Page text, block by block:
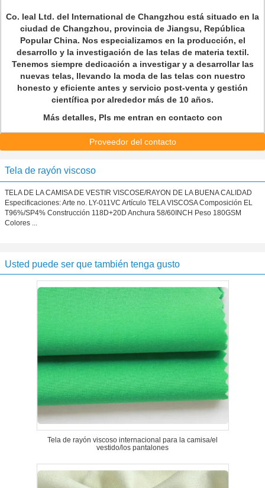
Co. leal Ltd. del International de Changzhou está situado en la
ciudad de Changzhou, provincia de Jiangsu, República
Popular China. Nos especializamos en la producción, el
desarrollo y la investigación de las telas de materia textil.
Tenemos siempre dedicación a investigar y a desarrollar las
nuevas telas, llevando la moda de las telas con nuestro
honesto y eficiente antes y servicio post-venta y gestión
científica por alrededor más de 10 años.
Más detalles, Pls me entran en contacto con
Proveedor del contacto
Tela de rayón viscoso
TELA DE LA CAMISA DE VESTIR VISCOSE/RAYON DE LA BUENA CALIDAD
Especificaciones: Arte no. LY-011VC Artículo TELA VISCOSA Composición EL
T96%/SP4% Construcción 118D+20D Anchura 58/60INCH Peso 180GSM
Colores ...
Usted puede ser que también tenga gusto
Tela de rayón viscoso internacional para la camisa/el
vestido/los pantalones